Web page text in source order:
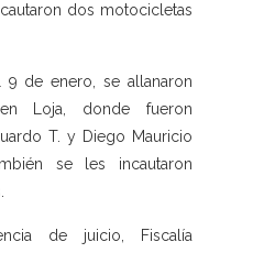
dos motocicletas
9 de enero, se allanaron
Loja, donde fueron
T. y Diego Mauricio
se les incautaron
de juicio, Fiscalía